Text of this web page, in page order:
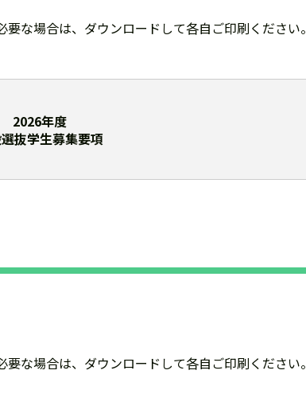
な場合は、ダウンロードして各自ご印刷ください。
2026年度
抜学生募集要項
な場合は、ダウンロードして各自ご印刷ください。